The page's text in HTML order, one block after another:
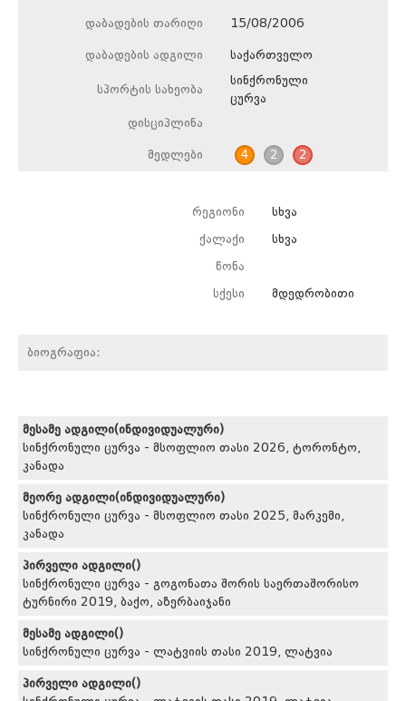
დაბადების თარიღი 15/08/2006
დაბადების ადგილი საქართველო
სპორტის სახეობა
სინქრონული
ცურვა
დისციპლინა
მედლები 4 2 2
რეგიონი სხვა
ქალაქი სხვა
წონა
სქესი მდედრობითი
ბიოგრაფია:
მესამე ადგილი(ინდივიდუალური)
სინქრონული ცურვა - მსოფლიო თასი 2026, ტორონტო,
კანადა
მეორე ადგილი(ინდივიდუალური)
სინქრონული ცურვა - მსოფლიო თასი 2025, მარკემი,
კანადა
პირველი ადგილი()
სინქრონული ცურვა - გოგონათა შორის საერთაშორისო
ტურნირი 2019, ბაქო, აზერბაიჯანი
მესამე ადგილი()
სინქრონული ცურვა - ლატვიის თასი 2019, ლატვია
პირველი ადგილი()